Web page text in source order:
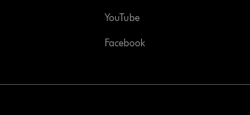
YouTube
Facebook